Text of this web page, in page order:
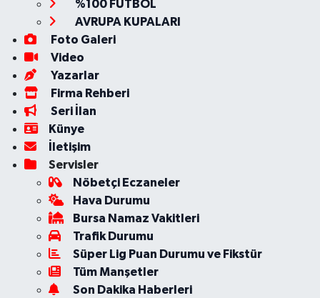
%100 FUTBOL
AVRUPA KUPALARI
Foto Galeri
Video
Yazarlar
Firma Rehberi
Seri İlan
Künye
İletişim
Servisler
Nöbetçi Eczaneler
Hava Durumu
Bursa Namaz Vakitleri
Trafik Durumu
Süper Lig Puan Durumu ve Fikstür
Tüm Manşetler
Son Dakika Haberleri